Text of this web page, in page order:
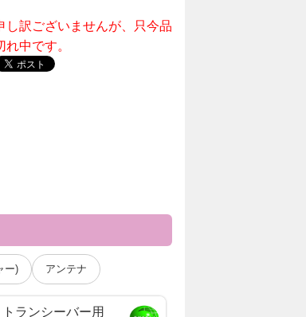
し訳ございませんが、只今品
れ中です。
ー) アンテナ
ランシーバー用